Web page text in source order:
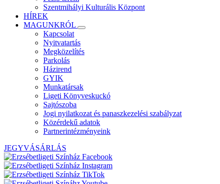
Szentmihályi Kulturális Központ
HÍREK
MAGUNKRÓL
Kapcsolat
Nyitvatartás
Megközelítés
Parkolás
Házirend
GYIK
Munkatársak
Ligeti Könyveskuckó
Sajtószoba
Jogi nyilatkozat és panaszkezelési szabályzat
Közérdekű adatok
Partnerintézményeink
JEGYVÁSÁRLÁS